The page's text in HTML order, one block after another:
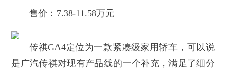
售价：7.38-11.58万元
传祺GA4定位为一款紧凑级家用轿车，可以说
是广汽传祺对现有产品线的一个补充，满足了细分